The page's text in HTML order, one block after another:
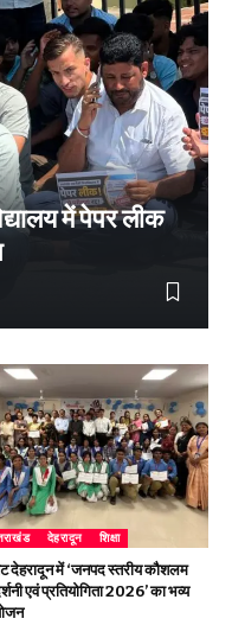
में पेपर लीक
देहरादून शिक्षा
देहरादून में ‘जनपद स्तरीय कौशलम
एवं प्रतियोगिता 2026’ का भव्य